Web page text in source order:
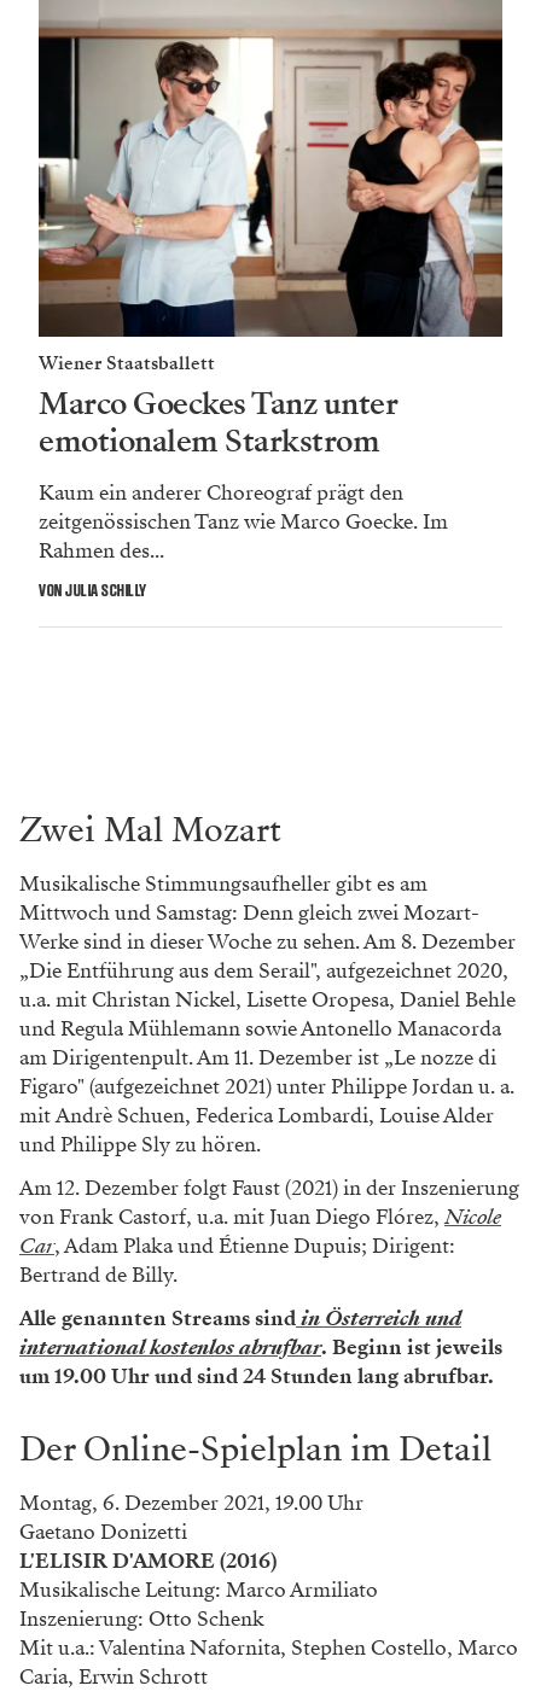
Wiener Staatsballett
Marco Goeckes Tanz unter
emotionalem Starkstrom
Kaum ein anderer Choreograf prägt den
zeitgenössischen Tanz wie Marco Goecke. Im
Rahmen des...
VON JULIA SCHILLY
Zwei Mal Mozart
Musikalische Stimmungsaufheller gibt es am
Mittwoch und Samstag: Denn gleich zwei Mozart-
Werke sind in dieser Woche zu sehen. Am 8. Dezember
„Die Entführung aus dem Serail", aufgezeichnet 2020,
u.a. mit Christan Nickel, Lisette Oropesa, Daniel Behle
und Regula Mühlemann sowie Antonello Manacorda
am Dirigentenpult. Am 11. Dezember ist „Le nozze di
Figaro" (aufgezeichnet 2021) unter Philippe Jordan u. a.
mit Andrè Schuen, Federica Lombardi, Louise Alder
und Philippe Sly zu hören.
Am 12. Dezember folgt Faust (2021) in der Inszenierung
von Frank Castorf, u.a. mit Juan Diego Flórez,Nicole
Car, Adam Plaka und Étienne Dupuis; Dirigent:
Bertrand de Billy.
Alle genannten Streams sindin Österreich und
international kostenlos abrufbar. Beginn ist jeweils
um 19.00 Uhr und sind 24 Stunden lang abrufbar.
Der Online-Spielplan im Detail
Montag, 6. Dezember 2021, 19.00 Uhr
Gaetano Donizetti
L'ELISIR D'AMORE (2016)
Musikalische Leitung: Marco Armiliato
Inszenierung: Otto Schenk
Mit u.a.: Valentina Nafornita, Stephen Costello, Marco
Caria, Erwin Schrott